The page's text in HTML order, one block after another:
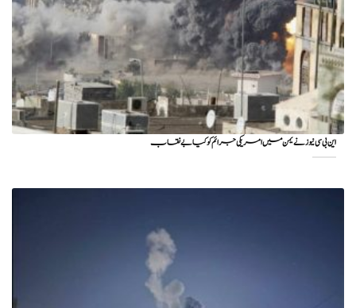
این بی سی نیوز نے یمن میں امریکی جرائم کو کیا بے نقاب